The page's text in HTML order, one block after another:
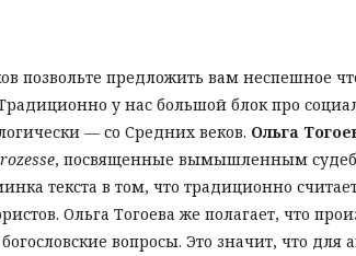
позвольте предложить вам неспешное
Традиционно у нас большой блок про
— со Средних веков. Ольга
, посвященные вымышленным
текста в том, что традиционно
Ольга Тогоева же полагает, что
вопросы. Это значит, что